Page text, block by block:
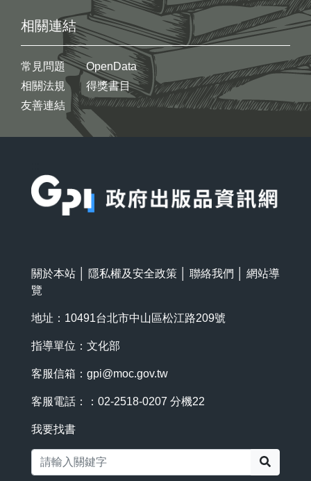
相關連結
常見問題
相關法規
友善連結
OpenData
得獎書目
關於本站 隱私權及安全政策 聯絡我們
網站導
覽
地址：10491台北市中山區松江路209號
指導單位：文化部
客服信箱： gpi@moc.gov.tw
客服電話：：02-2518-0207 分機22
我要找書